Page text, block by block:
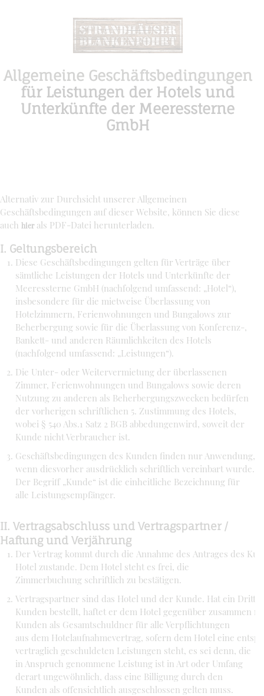
Allgemeine Geschäftsbedingungen
für Leistungen der Hotels und
Unterkünfte der Meeressterne
GmbH
Alternativ zur Durchsicht unserer Allgemeinen
Geschäftsbedingungen auf dieser Website, können Sie diese
auch hierals PDF-Datei herunterladen.
I. Geltungsbereich
Diese Geschäftsbedingungen gelten für Verträge über
sämtliche Leistungen der Hotels und Unterkünfte der
Meeressterne GmbH (nachfolgend umfassend: „Hotel“),
insbesondere für die mietweise Überlassung von
Hotelzimmern, Ferienwohnungen und Bungalows zur
Beherbergung sowie für die Überlassung von Konferenz-,
Bankett- und anderen Räumlichkeiten des Hotels
(nachfolgend umfassend: „Leistungen“).
Die Unter- oder Weitervermietung der überlassenen
Zimmer, Ferienwohnungen und Bungalows sowie deren
Nutzung zu anderen als Beherbergungszwecken bedürfen
der vorherigen schriftlichen 5. Zustimmung des Hotels,
wobei § 540 Abs.1 Satz 2 BGB abbedungenwird, soweit der
Kunde nicht Verbraucher ist.
Geschäftsbedingungen des Kunden finden nur Anwendung,
wenn diesvorher ausdrücklich schriftlich vereinbart wurde.
Der Begriff „Kunde“ ist die einheitliche Bezeichnung für
alle Leistungsempfänger.
II. Vertragsabschluss und Vertragspartner /
Haftung und Verjährung
Der Vertrag kommt durch die Annahme des Antrages des
Hotel zustande. Dem Hotel steht es frei, die
Zimmerbuchung schriftlich zu bestätigen.
Vertragspartner sind das Hotel und der Kunde. Hat ein
Kunden bestellt, haftet er dem Hotel gegenüber zusammen
Kunden als Gesamtschuldner für alle Verpflichtungen
aus dem Hotelaufnahmevertrag, sofern dem Hotel eine
vertraglich geschuldeten Leistungen steht, es sei denn, die
in Anspruch genommene Leistung ist in Art oder Umfang
derart ungewöhnlich, dass eine Billigung durch den
Kunden als offensichtlich ausgeschlossen gelten muss.